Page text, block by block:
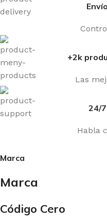
+2k
Las
24/
Habla
Marca
Marca
Código Cero